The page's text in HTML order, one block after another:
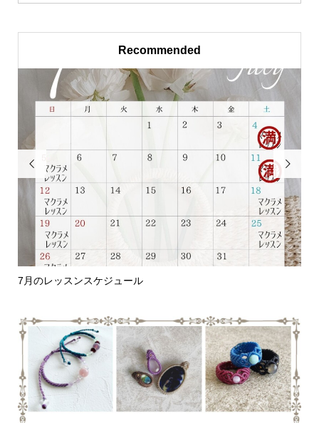
Recommended

7月のレッスンスケジュール
